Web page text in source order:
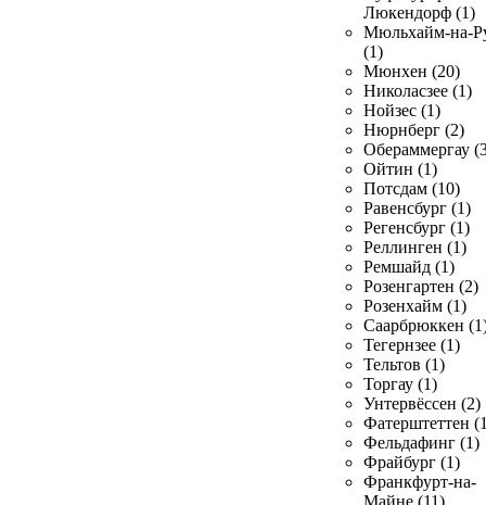
Люкендорф (1)
Мюльхайм-на-
(1)
Мюнхен (20)
Николасзее (1)
Нойзес (1)
Нюрнберг (2)
Обераммергау
Ойтин (1)
Потсдам (10)
Равенсбург (1)
Регенсбург (1)
Реллинген (1)
Ремшайд (1)
Розенгартен (2)
Розенхайм (1)
Саарбрюккен
Тегернзее (1)
Тельтов (1)
Торгау (1)
Унтервёссен (2)
Фатерштеттен
Фельдафинг (1)
Фрайбург (1)
Франкфурт-на-
Майне (11)